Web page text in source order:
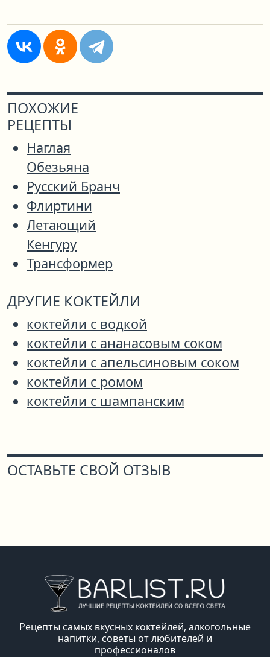
ПОХОЖИЕ
РЕЦЕПТЫ
Наглая
Обезьяна
Русский Бранч
Флиртини
Летающий
Кенгуру
Трансформер
ДРУГИЕ КОКТЕЙЛИ
коктейли с водкой
коктейли с ананасовым соком
коктейли с апельсиновым соком
коктейли с ромом
коктейли с шампанским
ОСТАВЬТЕ СВОЙ ОТЗЫВ
Рецепты самых вкусных коктейлей, алкогольные
напитки, советы от любителей и
профессионалов